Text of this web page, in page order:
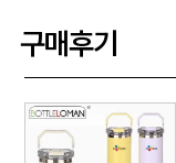
구매후기